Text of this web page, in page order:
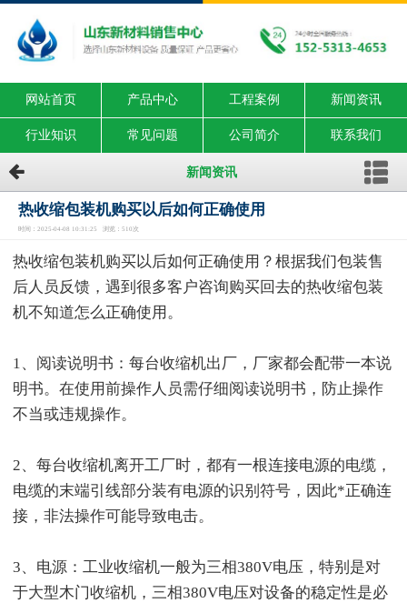
网站首页 产品中心 工程案例 新闻资讯
行业知识 常见问题 公司简介 联系我们
新闻资讯
热收缩包装机购买以后如何正确使用
时间：2025-04-08 10:31:25 浏览：510次
热收缩包装机购买以后如何正确使用？根据我们包装售
后人员反馈，遇到很多客户咨询购买回去的热收缩包装
机不知道怎么正确使用。
1、阅读说明书：每台收缩机出厂，厂家都会配带一本说
明书。在使用前操作人员需仔细阅读说明书，防止操作
不当或违规操作。
2、每台收缩机离开工厂时，都有一根连接电源的电缆，
电缆的末端引线部分装有电源的识别符号，因此*正确连
接，非法操作可能导致电击。
3、电源：工业收缩机一般为三相380V电压，特别是对
于大型木门收缩机，三相380V电压对设备的稳定性是必